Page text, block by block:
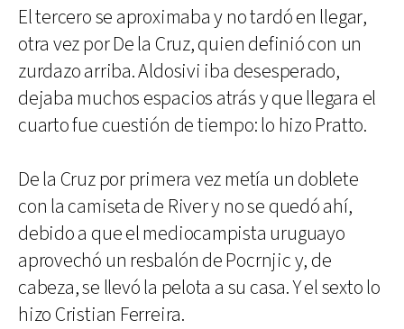
El tercero se aproximaba y no tardó en llegar,
otra vez por De la Cruz, quien definió con un
zurdazo arriba. Aldosivi iba desesperado,
dejaba muchos espacios atrás y que llegara el
cuarto fue cuestión de tiempo: lo hizo Pratto.
De la Cruz por primera vez metía un doblete
con la camiseta de River y no se quedó ahí,
debido a que el mediocampista uruguayo
aprovechó un resbalón de Pocrnjic y, de
cabeza, se llevó la pelota a su casa. Y el sexto lo
hizo Cristian Ferreira.